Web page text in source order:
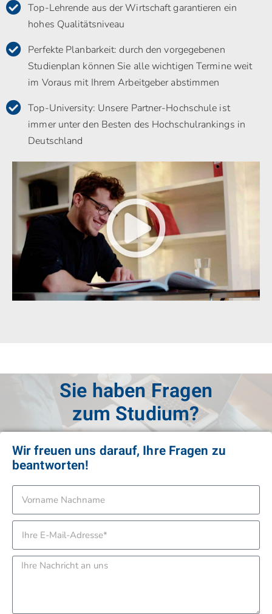
Top-Lehrende aus der Wirtschaft garantieren ein
hohes Qualitätsniveau
Perfekte Planbarkeit: durch den vorgegebenen
Studienplan können Sie alle wichtigen Termine weit
im Voraus mit Ihrem Arbeitgeber abstimmen
Top-University: Unsere Partner-Hochschule ist
immer unter den Besten des Hochschulrankings in
Deutschland
Sie haben Fragen
zur Anmeldung?
Wir freuen uns darauf, Ihre Fragen zu
beantworten!